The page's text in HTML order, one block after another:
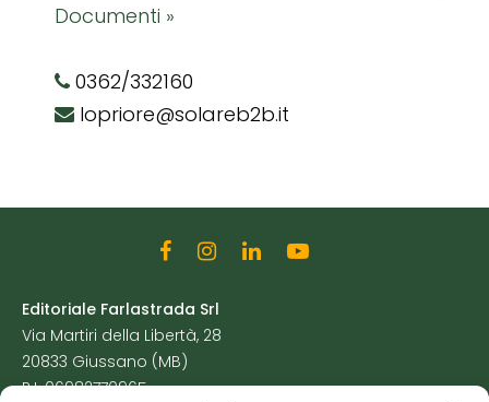
Documenti »
0362/332160
lopriore@solareb2b.it
Editoriale Farlastrada Srl
Via Martiri della Libertà, 28
20833 Giussano (MB)
P.I. 06982770965